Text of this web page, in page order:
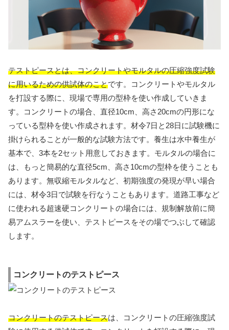
テストピースとは、コンクリートやモルタルの圧縮強度試験
に用いるための供試体のことです。コンクリートやモルタル
を打設する際に、現場で専用の型枠を使い作成していきま
す。コンクリートの場合、直径10cm、高さ20cmの円形にな
っている型枠を使い作成されます。材令7日と28日に試験機に
掛けられることが一般的な試験方法です。養生は水中養生が
基本で、3本を2セット用意しておきます。モルタルの場合に
は、もっと簡易的な直径5cm、高さ10cmの型枠を使うことも
あります。無収縮モルタルなど、初期強度の発現が早い場合
には、材令3日で試験を行なうこともあります。道路工事など
に使われる超速硬コンクリートの場合には、規制解放前に簡
易アムスラーを使い、テストピースをその場でつぶして確認
します。
コンクリートのテストピース
コンクリートのテストピースは、コンクリートの圧縮強度試